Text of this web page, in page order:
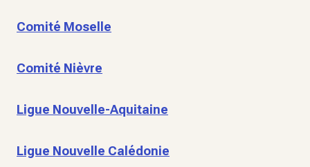
Comité Moselle
Comité Nièvre
Ligue Nouvelle-Aquitaine
Ligue Nouvelle Calédonie